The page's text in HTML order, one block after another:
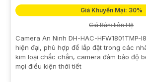
Giá Khuyến Mại: 30%
Giá Bán: liên Hệ
Camera An Ninh DH-HAC-HFW1801TMP-
hiện đại, phù hợp để lắp đặt trong các
kim loại chắc chắn, camera đảm bảo độ
mọi điều kiện thời tiết